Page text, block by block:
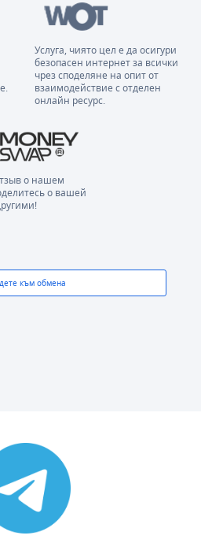
Услуга, чиято цел е да осигури
безопасен интернет за всички
чрез споделяне на опит от
взаимодействие с отделен
онлайн ресурс.
о нашем
о вашей
към обмена